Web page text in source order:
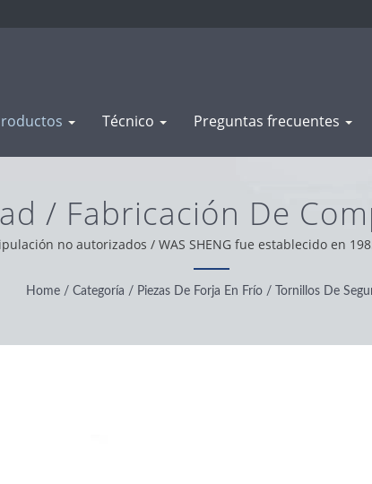
Técnico Preguntas frecuentes
/ Fabricación De
Mecanizadas | WAS
no autorizados / WAS SHENG fue establecido en
Basados en el apoyo de nuestros clientes en todo el
brindando el mejor servicio y producto.
Home / Categoría / Piezas De Forja En Frío / Tornillos De